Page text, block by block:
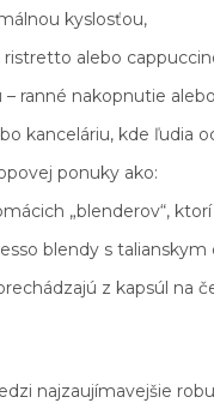
kyslosťou,
alebo
ranné nakopnutie
kanceláriu, kde ľudia
ponuky ako:
„blenderov“,
blendy s
z kapsúl na
najzaujímavejšie